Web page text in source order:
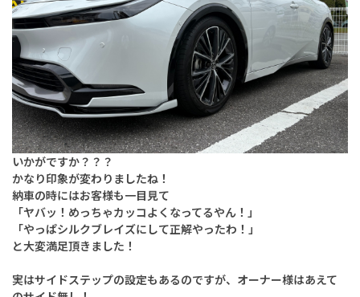
いかがですか？？？
かなり印象が変わりましたね！
納車の時にはお客様も一目見て
「ヤバッ！めっちゃカッコよくなってるやん！」
「やっぱシルクブレイズにして正解やったわ！」
と大変満足頂きました！
実はサイドステップの設定もあるのですが、オーナー様はあえて